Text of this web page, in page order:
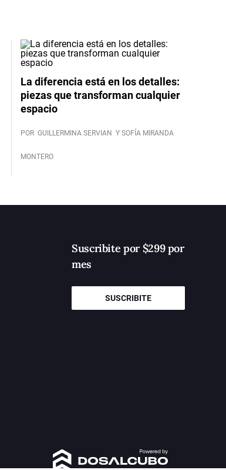
La diferencia está en los detalles:
piezas que transforman cualquier
espacio
POR GUILLERMINA SERVIAN Y SOFÍA MIRANDA
MONTERO
Suscribite por $299 por
mes
SUSCRIBITE